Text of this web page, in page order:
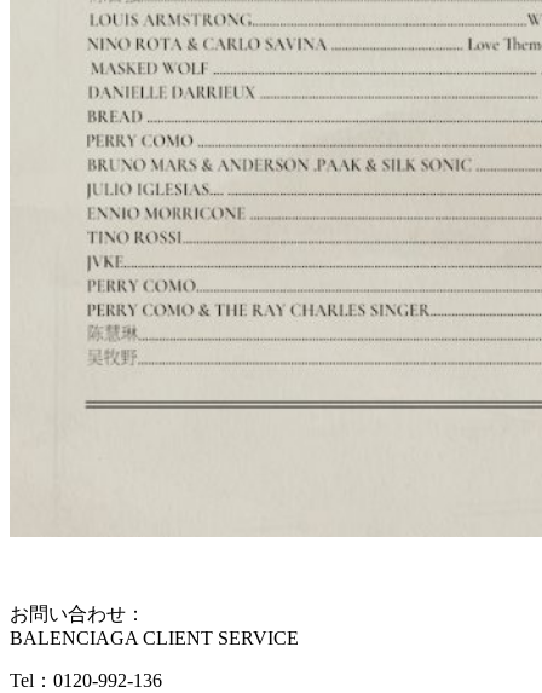
お問い合わせ：
BALENCIAGA CLIENT SERVICE
Tel：0120-992-136